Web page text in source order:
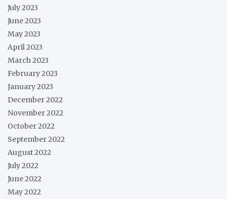
July 2023
June 2023
May 2023
April 2023
March 2023
February 2023
January 2023
December 2022
November 2022
October 2022
September 2022
August 2022
July 2022
June 2022
May 2022